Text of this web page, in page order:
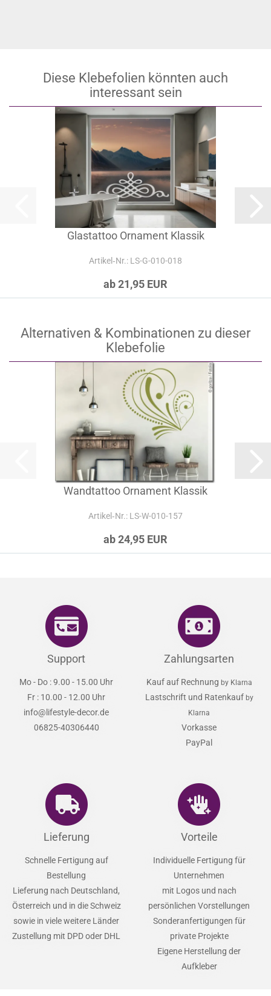
Diese Klebefolien könnten auch
interessant sein
Glastattoo Ornament Klassik
Artikel‑Nr.: LS-G-010-018
ab 21,95 EUR
Alternativen & Kombinationen zu dieser
Klebefolie
Wandtattoo Ornament Klassik
Artikel‑Nr.: LS-W-010-157
ab 24,95 EUR
Support
Mo - Do : 9.00 - 15.00 Uhr
Fr : 10.00 - 12.00 Uhr
info@lifestyle-decor.de
06825-40306440
Zahlungsarten
Kauf auf Rechnung by Klarna
Lastschrift und Ratenkauf by
Klarna
Vorkasse
PayPal
Lieferung
Schnelle Fertigung auf
Bestellung
Lieferung nach Deutschland,
Österreich und in die Schweiz
sowie in viele weitere Länder
Zustellung mit DPD oder DHL
Vorteile
Individuelle Fertigung für
Unternehmen
mit Logos und nach
persönlichen Vorstellungen
Sonderanfertigungen für
private Projekte
Eigene Herstellung der
Aufkleber